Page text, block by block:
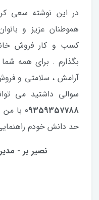
در این نوشته سعی
هموطنان عزیز و
کسب و کار فروش
بگذارم . برای همه
آرامش ، سلامتی و
سوالی داشتید می
09359357788 با من
حد دانش خودم
نصیر بر -